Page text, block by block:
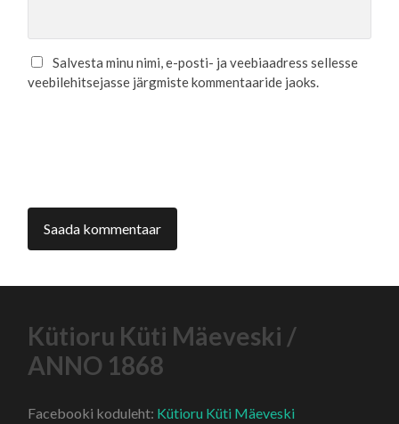
Salvesta minu nimi, e-posti- ja veebiaadress sellesse
veebilehitsejasse järgmiste kommentaaride jaoks.
Kütioru Küti Mäeveski /
ANNO 1868
Facebooki koduleht: Kütioru Küti Mäeveski